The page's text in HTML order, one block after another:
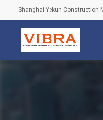
Shanghai Yekun Construction